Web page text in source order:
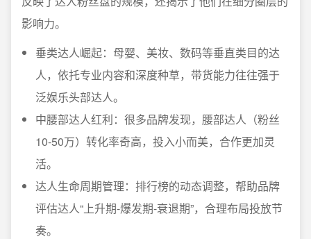
影响力。
垂类达人崛起：母婴、美妆、数码等垂直类目的达
人，依托专业内容和深度种草，带货能力往往强于
泛娱乐头部达人。
中腰部达人红利：很多品牌发现，腰部达人（粉丝
10-50万）转化率奇高，投入小而美，合作更加灵
活。
达人生命周期管理：排行榜的动态调整，帮助品牌
评估达人“上升期-爆发期-衰退期”，合理布局投放节
奏。